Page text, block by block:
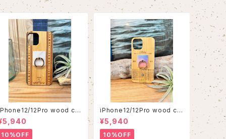
12Pro wood ca
10%OFF
iPhone12/12Pro wood ca
se
¥5,940
10%OFF